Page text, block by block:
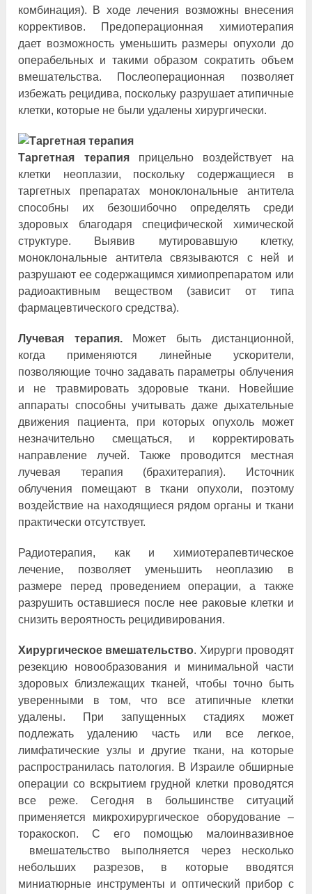
комбинация). В ходе лечения возможны внесения
коррективов. Предоперационная химиотерапия
дает возможность уменьшить размеры опухоли до
операбельных и такими образом сократить объем
вмешательства. Послеоперационная позволяет
избежать рецидива, поскольку разрушает атипичные
клетки, которые не были удалены хирургически.
Таргетная терапияприцельно воздействует на
клетки неоплазии, поскольку содержащиеся в
таргетных препаратах моноклональные антитела
способны их безошибочно определять среди
здоровых благодаря специфической химической
структуре. Выявив мутировавшую клетку,
моноклональные антитела связываются с ней и
разрушают ее содержащимся химиопрепаратом или
радиоактивным веществом (зависит от типа
фармацевтического средства).
Лучевая терапия.Может быть дистанционной,
когда применяются линейные ускорители,
позволяющие точно задавать параметры облучения
и не травмировать здоровые ткани. Новейшие
аппараты способны учитывать даже дыхательные
движения пациента, при которых опухоль может
незначительно смещаться, и корректировать
направление лучей. Также проводится местная
лучевая терапия (брахитерапия). Источник
облучения помещают в ткани опухоли, поэтому
воздействие на находящиеся рядом органы и ткани
практически отсутствует.
Радиотерапия, как и химиотерапевтическое
лечение, позволяет уменьшить неоплазию в
размере перед проведением операции, а также
разрушить оставшиеся после нее раковые клетки и
снизить вероятность рецидивирования.
Хирургическое вмешательство. Хирурги проводят
резекцию новообразования и минимальной части
здоровых близлежащих тканей, чтобы точно быть
уверенными в том, что все атипичные клетки
удалены. При запущенных стадиях может
подлежать удалению часть или все легкое,
лимфатические узлы и другие ткани, на которые
распространилась патология. В Израиле обширные
операции со вскрытием грудной клетки проводятся
все реже. Сегодня в большинстве ситуаций
применяется микрохирургическое оборудование –
торакоскоп. С его помощью малоинвазивное
вмешательство выполняется через несколько
небольших разрезов, в которые вводятся
миниатюрные инструменты и оптический прибор с